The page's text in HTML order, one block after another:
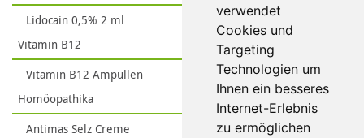
verwendet
Cookies und
Targeting
Technologien um
Ihnen ein besseres
Internet-Erlebnis
zu ermöglichen
Lidocain 0,5% 2 ml
Vitamin B12
Vitamin B12 Ampullen
Homöopathika
Antimas Selz Creme